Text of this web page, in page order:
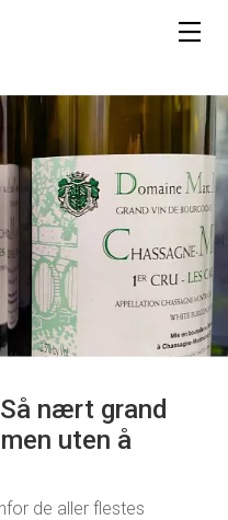
nært grand
uten å
de aller flestes